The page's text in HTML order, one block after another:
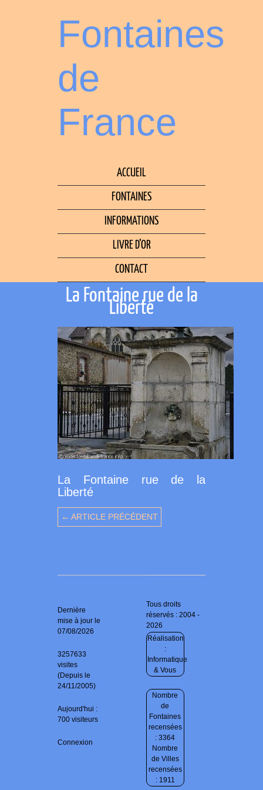
Fontaines
de
France
ACCUEIL
FONTAINES
INFORMATIONS
LIVRE D’OR
CONTACT
La Fontaine rue de la
Liberté
La Fontaine rue de la
Liberté
← ARTICLE PRÉCÉDENT
Dernière
mise à jour le
07/08/2026
3257633
visites
(Depuis le
24/11/2005)
Aujourd'hui :
700 visiteurs
Connexion
Tous droits
réservés : 2004 -
2026
Réalisation
:
Informatique
& Vous
Nombre
de
Fontaines
recensées
: 3364
Nombre
de Villes
recensées
: 1911